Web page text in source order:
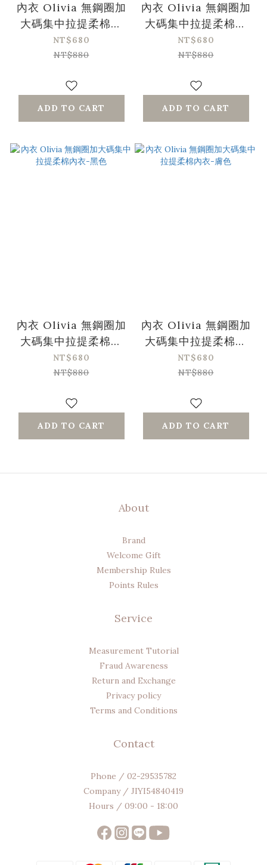
內衣 Olivia 無鋼圈加
大碼集中拉提柔棉內
衣-豆沙色
NT$680
NT$880
ADD TO CART
內衣 Olivia 無鋼圈加
大碼集中拉提柔棉內
衣-粉色
NT$680
NT$880
ADD TO CART
內衣 Olivia 無鋼圈加
大碼集中拉提柔棉內
衣-黑色
NT$680
NT$880
ADD TO CART
內衣 Olivia 無鋼圈加
大碼集中拉提柔棉內
衣-膚色
NT$680
NT$880
ADD TO CART
About
Brand
Welcome Gift
Membership Rules
Points Rules
Service
Measurement Tutorial
Fraud Awareness
Return and Exchange
Privacy policy
Terms and Conditions
Contact
Phone / 02-29535782
Company / JIYI54840419
Hours / 09:00 - 18:00